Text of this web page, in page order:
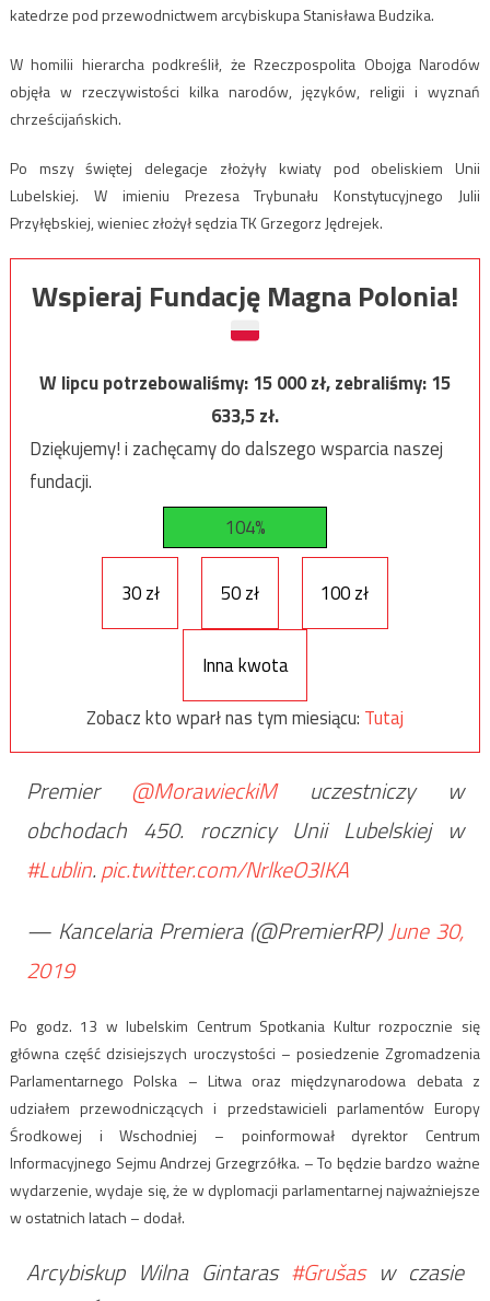
katedrze pod przewodnictwem arcybiskupa Stanisława Budzika.
W homilii hierarcha podkreślił, że Rzeczpospolita Obojga Narodów
objęła w rzeczywistości kilka narodów, języków, religii i wyznań
chrześcijańskich.
Po mszy świętej delegacje złożyły kwiaty pod obeliskiem Unii
Lubelskiej. W imieniu Prezesa Trybunału Konstytucyjnego Julii
Przyłębskiej, wieniec złożył sędzia TK Grzegorz Jędrejek.
Wspieraj Fundację Magna Polonia!
W lipcu potrzebowaliśmy:15 000zł, zebraliśmy:15
633,5zł.
Dziękujemy! i zachęcamy do dalszego wsparcia naszej
fundacji.
104%
30 zł 50 zł 100 zł
Inna kwota
Zobacz kto wparł nas tym miesiącu: Tutaj
Premier @MorawieckiMuczestniczy w
obchodach 450. rocznicy Unii Lubelskiej w
#Lublin.pic.twitter.com/NrlkeO3IKA
— Kancelaria Premiera (@PremierRP)June 30,
2019
Po godz. 13 w lubelskim Centrum Spotkania Kultur rozpocznie się
główna część dzisiejszych uroczystości – posiedzenie Zgromadzenia
Parlamentarnego Polska – Litwa oraz międzynarodowa debata z
udziałem przewodniczących i przedstawicieli parlamentów Europy
Środkowej i Wschodniej – poinformował dyrektor Centrum
Informacyjnego Sejmu Andrzej Grzegrzółka. – To będzie bardzo ważne
wydarzenie, wydaje się, że w dyplomacji parlamentarnej najważniejsze
w ostatnich latach – dodał.
Arcybiskup Wilna Gintaras #Grušasw czasie